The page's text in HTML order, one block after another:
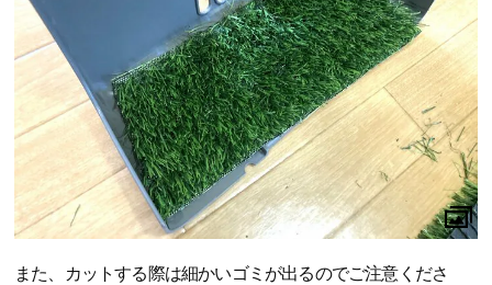
また、カットする際は細かいゴミが出るのでご注意くださ